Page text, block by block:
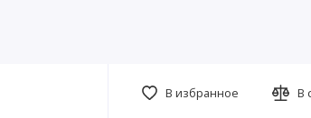
В избранное В